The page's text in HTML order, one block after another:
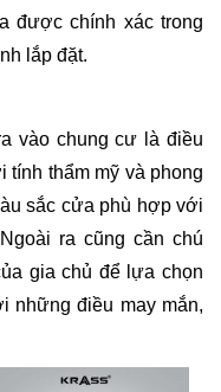
được chính xác trong
lắp đặt.
vào chung cư là điều
thẩm mỹ và phong
sắc cửa phù hợp với
ra cũng cần chú
gia chủ để lựa chọn
những điều may mắn,